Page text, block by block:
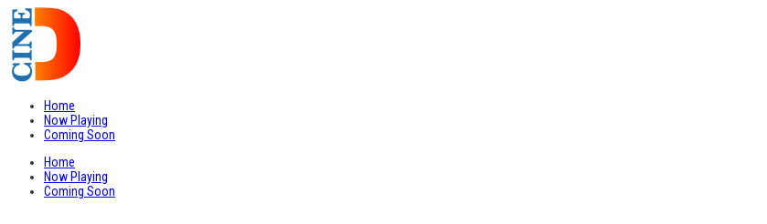
Home
Now Playing
Coming Soon
Home
Now Playing
Coming Soon